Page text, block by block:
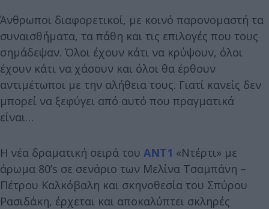
Άνθρωποι διαφορετικοί, με κοινό παρονομαστή τα
συναισθήματα, τα πάθη και τις επιλογές που τους
σημάδεψαν. Όλοι έχουν κάτι να κρύψουν, όλοι
έχουν κάτι να χάσουν και όλοι θα έρθουν
αντιμέτωποι με την αλήθεια τους. Γιατί κανείς δεν
μπορεί να ξεφύγει από αυτό που πραγματικά
είναι…
Η νέα δραματική σειρά του ΑΝΤ1 «Ντέρτι» με
άρωμα 80’s σε σενάριο των Μελίνα Τσαμπάνη –
Πέτρου Καλκόβαλη και σκηνοθεσία του Σπύρου
Ρασιδάκη, έρχεται και αποκαλύπτει σκληρές